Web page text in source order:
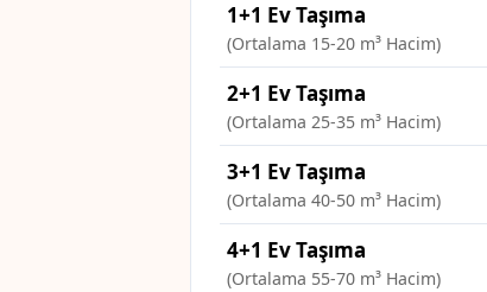
1+1 Ev Taşıma
(Ortalama 15-20 m³ Hacim)
2+1 Ev Taşıma
(Ortalama 25-35 m³ Hacim)
3+1 Ev Taşıma
(Ortalama 40-50 m³ Hacim)
4+1 Ev Taşıma
(Ortalama 55-70 m³ Hacim)